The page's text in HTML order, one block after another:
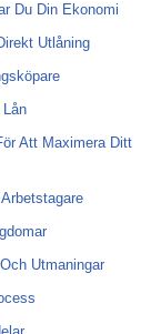
Du Din Ekonomi
Utlåning
Att Maximera Ditt
Utmaningar